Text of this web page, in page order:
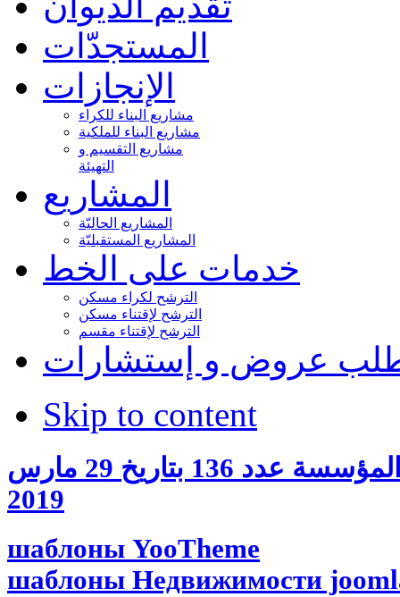
المستجدّات
الإنجازات
مشاريع البناء للكراء
مشاريع البناء للملكية
مشاريع التقسيم و
التهيئة
المشاريع
المشاريع الحاليّة
المشاريع المستقبليّة
خدمات على الخط
الترشح لكراء مسكن
الترشح لإقتناء مسكن
الترشح لإقتناء مقسم
عروض و إستشارات
Skip to content
اجتماع مجلس المؤسسة عدد 136 بتاريخ 29 مارس
2019
шаблоны YooTheme
шаблоны Недвижимости